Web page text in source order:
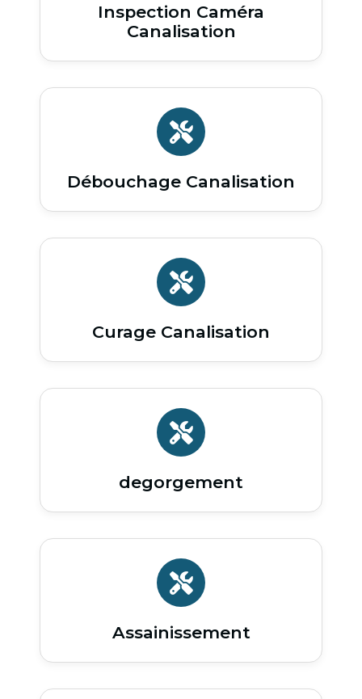
Inspection Caméra
Canalisation
Débouchage Canalisation
Curage Canalisation
degorgement
Assainissement